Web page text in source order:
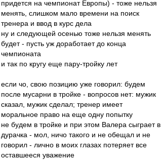
придется на чемпионат Европы) - тоже нельзя
менять, слишком мало времени на поиск
тренера и ввод в курс дела
ну и следующей осенью тоже нельзя менять
будет - пусть уж доработает до конца
чемпионата
и так по кругу еще пару-тройку лет
если чо, свою позицию уже говорил: будем
после мусарни в тройке - вопросов нет: мужик
сказал, мужик сделал; тренер имеет
моральное право на еще одну попытку
не будем в тройке и при этом Валера сыграет в
дурачка - мол, ничо такого и не обещал и не
говорил - лично в моих глазах потеряет все
оставшееся уважение